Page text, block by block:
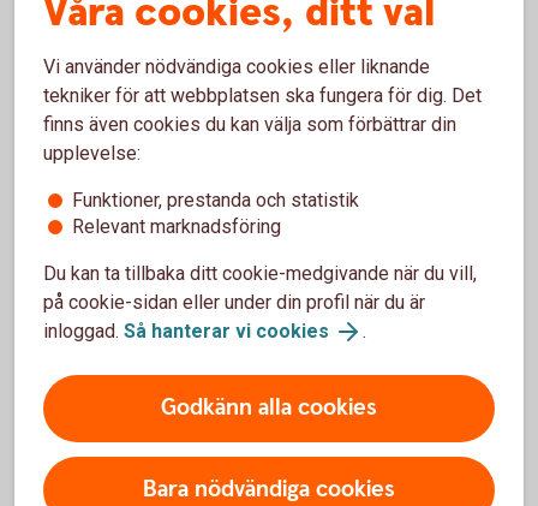
Fondtyper - lär dig mer om olika typer av fonder
Fondtyper
Aktivt förvaltade fonder
Indexfonder och indexnära fonder
Räntefonder
Aktiefonder
Våra cookies, ditt val
Vi använder nödvändiga cookies eller liknande
tekniker för att webbplatsen ska fungera för dig. Det
finns även cookies du kan välja som förbättrar din
upplevelse:
Funktioner, prestanda och statistik
Relevant marknadsföring
Du kan ta tillbaka ditt cookie-medgivande när du vill,
på cookie-sidan eller under din profil när du är
inloggad. Så hanterar vi cookies .
Godkänn alla cookies
Bara nödvändiga cookies